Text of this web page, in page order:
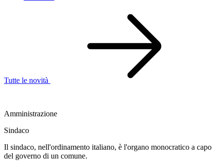
Tutte le novità
Amministrazione
Sindaco
Il sindaco, nell'ordinamento italiano, è l'organo monocratico a capo
del governo di un comune.